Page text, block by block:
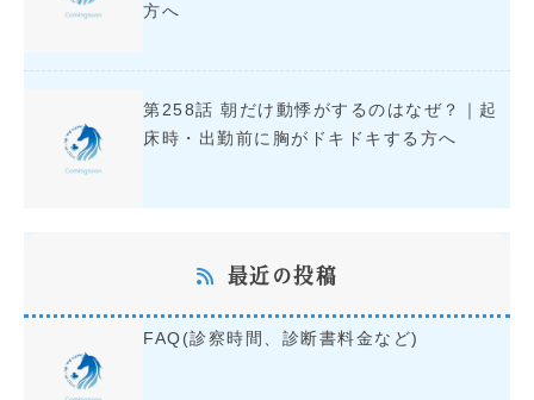
方へ
第258話 朝だけ動悸がするのはなぜ？｜起
床時・出勤前に胸がドキドキする方へ
最近の投稿
FAQ(診察時間、診断書料金など)